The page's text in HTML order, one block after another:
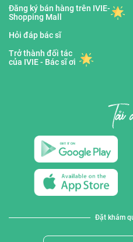
Đăng ký bán hàng trên IVIE-
Shopping Mall
Hỏi đáp bác sĩ
Trở thành đối tác
của IVIE - Bác sĩ ơi
Đặt khám